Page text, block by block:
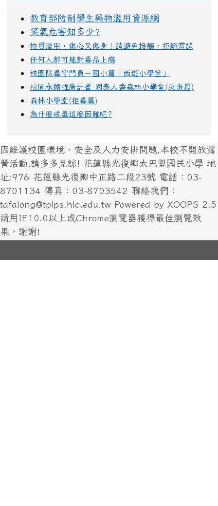
教育部防制學生藥物濫用資源網
笑氣危害知多少?
物質濫用，傷心又傷身！請避免接觸，拒絕嘗試
任何人都可能對毒品上癮
校園防毒守門員－國小篇「西遊小學堂」
校園永續推廣計畫-國泰人壽森林小學堂(反毒篇)
森林小學堂(拒毒篇)
為什麼戒毒這麼困難呢?
因維護校園環境、安全及人力安排問題,本校不開放露
營活動,請多多見諒! 花蓮縣光復鄉太巴塱國民小學 地
址:976 花蓮縣光復鄉中正路二段23號 電話：03-
8701134 傳真：03-8703542 聯絡我們：
tafalong@tplps.hlc.edu.tw Powered by XOOPS 2.5
請用IE10.0以上或Chrome瀏覽器獲得最佳瀏覽效
果，謝謝!